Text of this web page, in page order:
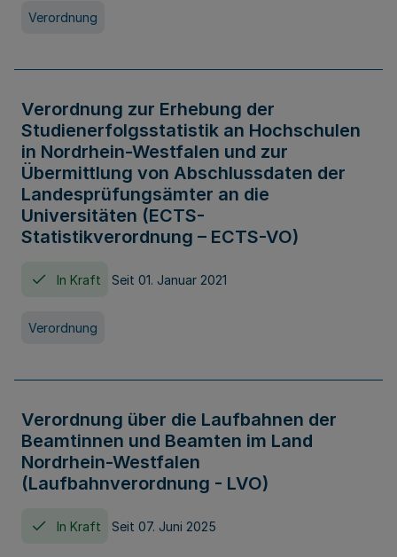
Verordnung
Verordnung zur Erhebung der
Studienerfolgsstatistik an Hochschulen
in Nordrhein-Westfalen und zur
Übermittlung von Abschlussdaten der
Landesprüfungsämter an die
Universitäten (ECTS-
Statistikverordnung – ECTS-VO)
In Kraft Seit 01. Januar 2021
Verordnung
Verordnung über die Laufbahnen der
Beamtinnen und Beamten im Land
Nordrhein-Westfalen
(Laufbahnverordnung - LVO)
In Kraft Seit 07. Juni 2025